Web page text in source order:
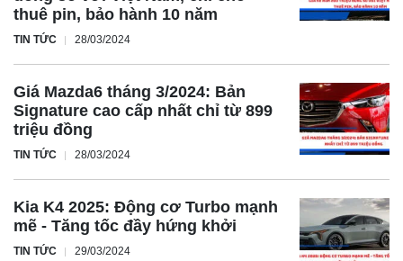
vượt qua được những thách thức này hay không vẫn còn
là một câu hỏi bỏ ngỏ.
thuê pin, bảo hành 10 năm
TIN TỨC 28/03/2024
Giá Mazda6 tháng 3/2024: Bản
Signature cao cấp nhất chỉ từ 899
triệu đồng
TIN TỨC 28/03/2024
Kia K4 2025: Động cơ Turbo mạnh
mẽ - Tăng tốc đầy hứng khởi
TIN TỨC 29/03/2024